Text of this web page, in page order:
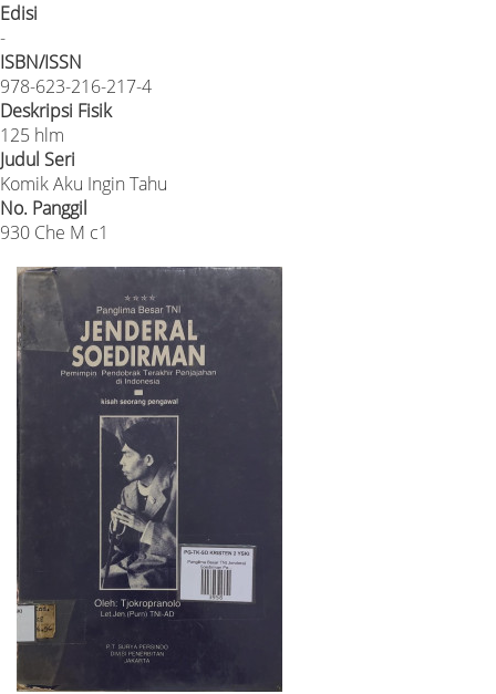
Edisi
-
ISBN/ISSN
978-623-216-217-4
Deskripsi Fisik
125 hlm
Judul Seri
Komik Aku Ingin Tahu
No. Panggil
930 Che M c1